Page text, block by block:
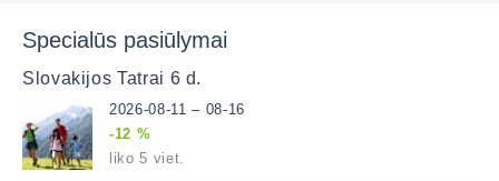
Specialūs pasiūlymai
Slovakijos Tatrai 6 d.
2026-08-11 – 08-16
-12 %
liko 5 viet.